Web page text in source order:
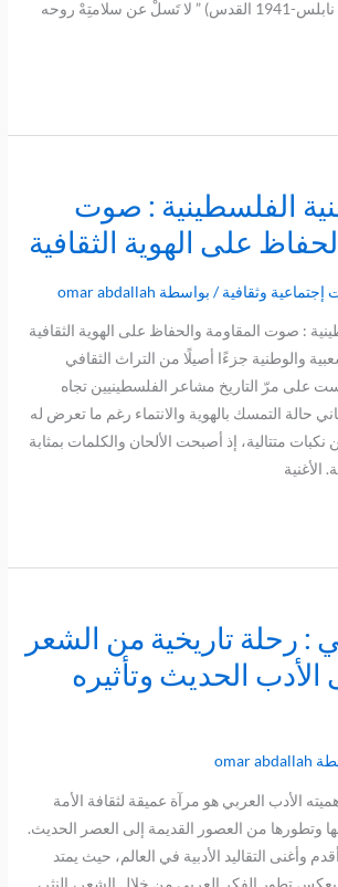
إبراهيم طوقان (1905 نابلس-1941 القدس) ” لا تَسلْ عن سلامتِهْ روحه
الفلسطينية : صوت
على الهوية الثقافية
إجتماعية وثقافية/ بواسطة omar abdallah
: صوت المقاومة والحفاظ على الهوية الثقافية
والوطنية جزءًا أصيلًا من التراث الثقافي
على مرّ التاريخ مشاعر الفلسطينيين تجاه
حالة التمسك بالهوية والانتماء رغم ما تعرض له
متتالية، إذ أصبحت الألحان والكلمات بمثابة
الأغنية
: رحلة تاريخية من الشعر
الأدب الحديث وتأثيره
omar abdallah
الأدب العربي هو مرآة عميقة لثقافة الأمة
وتطورها من العصور القديمة إلى العصر الحديث.
وأغنى التقاليد الأدبية في العالم، حيث يمتد
تطور الفكر العربي من خلال الشعر، النثر،